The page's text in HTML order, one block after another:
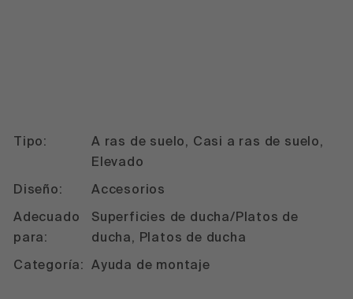
Tipo:
A ras de suelo, Casi a ras de suelo,
Elevado
Diseño: Accesorios
Adecuado
para:
Superficies de ducha/Platos de
ducha, Platos de ducha
Categoría: Ayuda de montaje